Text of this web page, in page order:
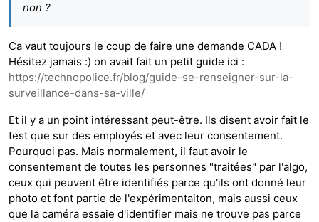
non ?
Ca vaut toujours le coup de faire une demande CADA !
Hésitez jamais :) on avait fait un petit guide ici :
https://technopolice.fr/blog/guide-se-renseigner-sur-la-
surveillance-dans-sa-ville/
Et il y a un point intéressant peut-être. Ils disent avoir fait le
test que sur des employés et avec leur consentement.
Pourquoi pas. Mais normalement, il faut avoir le
consentement de toutes les personnes "traitées" par l'algo,
ceux qui peuvent être identifiés parce qu'ils ont donné leur
photo et font partie de l'expérimentaiton, mais aussi ceux
que la caméra essaie d'identifier mais ne trouve pas parce